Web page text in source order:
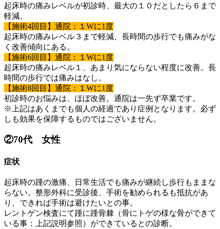
起床時の痛みレベルが初診時、最大の１０だとしたら６まで
軽減。
【施術4回目】通院：１Wに1度
起床時の痛みレベル３まで軽減、長時間の歩行でも痛みがな
く改善傾向にある。
【施術6回目】通院：１Wに1度
起床時の痛みレベル１、あまり気にならない程度に改善。長
時間の歩行では痛みはなし。
【施術8回目】通院：１Wに1度
初診時のお悩みは、ほぼ改善。通院は一先ず卒業です。
※上記はあくまでも個人の経過であり症例となります。必ず
しも効果を保障するものではございません。
②70代 女性
症状
起床時の踵の激痛、日常生活でも痛みが継続し歩行もままな
らない。整形外科に受診後、手術を勧められるも抵抗があ
り、できれば手術は避けたいとの事。
レントゲン検査にて踵に踵骨棘（骨にトゲの様な骨ができて
いる事：上記説明参照）ができているとの診断。